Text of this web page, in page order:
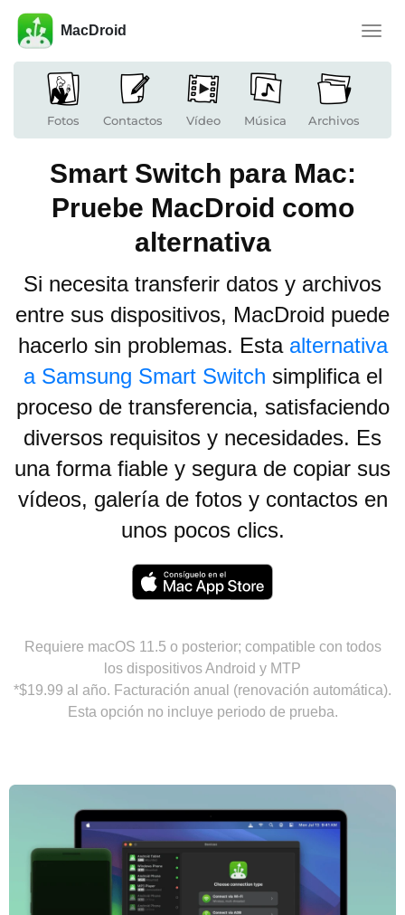
MacDroid
Fotos Contactos Vídeo Música Archivos
Smart Switch para Mac:
Pruebe MacDroid como
alternativa
Si necesita transferir datos y archivos
entre sus dispositivos, MacDroid puede
hacerlo sin problemas. Esta alternativa
a Samsung Smart Switch simplifica el
proceso de transferencia, satisfaciendo
diversos requisitos y necesidades. Es
una forma fiable y segura de copiar sus
vídeos, galería de fotos y contactos en
unos pocos clics.
Requiere macOS 11.5 o posterior; compatible con todos
los dispositivos Android y MTP
*$19.99 al año. Facturación anual (renovación automática).
Esta opción no incluye periodo de prueba.